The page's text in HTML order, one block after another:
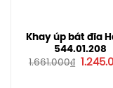
Khay úp bát đĩa
544.01.208
1.661.000₫ Giá